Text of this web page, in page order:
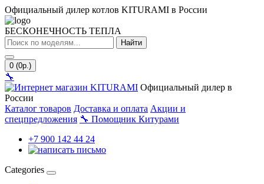
Официальный дилер котлов KITURAMI в России
БЕСКОНЕЧНОСТЬ ТЕПЛА
Найти
0 (0р.)
🔧
Официальный дилер в
России
Каталог товаров Доставка и оплата Акции и
спецпредложения 🔧 Помощник Китурами
+7 900 142 44 24
Categories